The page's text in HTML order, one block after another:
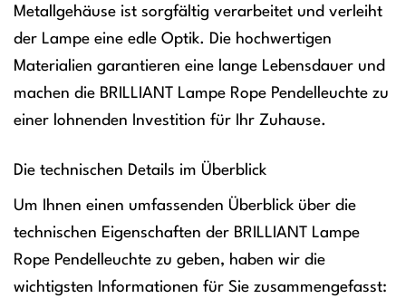
Metallgehäuse ist sorgfältig verarbeitet und verleiht
der Lampe eine edle Optik. Die hochwertigen
Materialien garantieren eine lange Lebensdauer und
machen die BRILLIANT Lampe Rope Pendelleuchte zu
einer lohnenden Investition für Ihr Zuhause.
Die technischen Details im Überblick
Um Ihnen einen umfassenden Überblick über die
technischen Eigenschaften der BRILLIANT Lampe
Rope Pendelleuchte zu geben, haben wir die
wichtigsten Informationen für Sie zusammengefasst: